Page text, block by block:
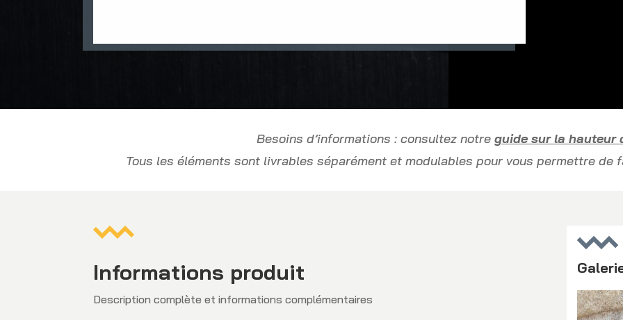
Besoins d’informations : consultez notre guide sur la hauteur
Tous les éléments sont livrables séparément et modulables pour vous permettre de
Informations produit
Description complète et informations complémentaires